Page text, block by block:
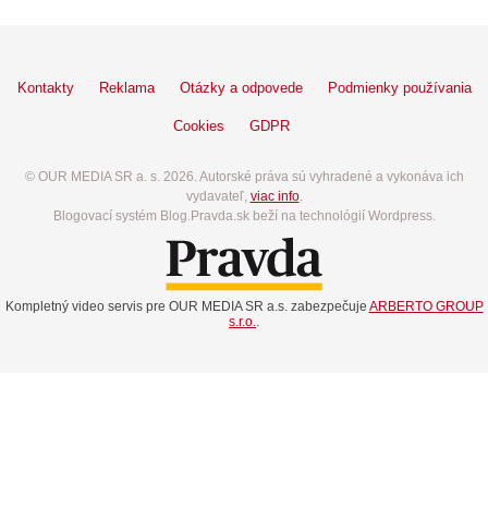
Kontakty Reklama Otázky a odpovede Podmienky používania
Cookies GDPR
© OUR MEDIA SR a. s. 2026. Autorské práva sú vyhradené a vykonáva ich
vydavateľ, viac info.
Blogovací systém Blog.Pravda.sk beží na technológií Wordpress.
Kompletný video servis pre OUR MEDIA SR a.s. zabezpečuje ARBERTO GROUP
s.r.o.